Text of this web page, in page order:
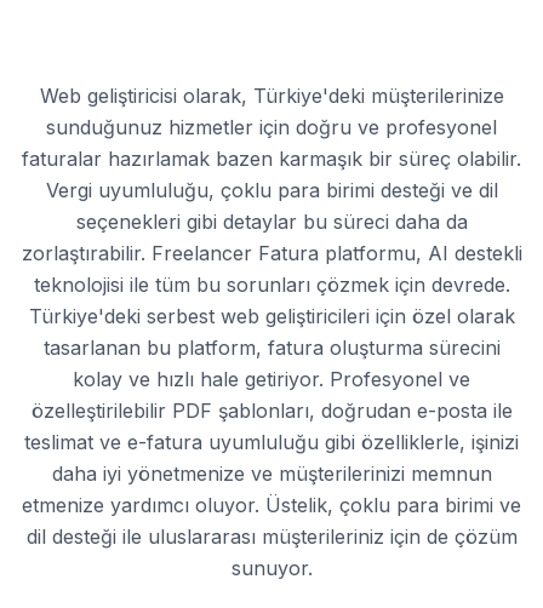
Web geliştiricisi olarak, Türkiye'deki müşterilerinize
sunduğunuz hizmetler için doğru ve profesyonel
faturalar hazırlamak bazen karmaşık bir süreç olabilir.
Vergi uyumluluğu, çoklu para birimi desteği ve dil
seçenekleri gibi detaylar bu süreci daha da
zorlaştırabilir. Freelancer Fatura platformu, AI destekli
teknolojisi ile tüm bu sorunları çözmek için devrede.
Türkiye'deki serbest web geliştiricileri için özel olarak
tasarlanan bu platform, fatura oluşturma sürecini
kolay ve hızlı hale getiriyor. Profesyonel ve
özelleştirilebilir PDF şablonları, doğrudan e-posta ile
teslimat ve e-fatura uyumluluğu gibi özelliklerle, işinizi
daha iyi yönetmenize ve müşterilerinizi memnun
etmenize yardımcı oluyor. Üstelik, çoklu para birimi ve
dil desteği ile uluslararası müşterileriniz için de çözüm
sunuyor.